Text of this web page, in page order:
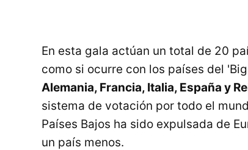
En esta gala actúan un total de 20
como si ocurre con los países del
Alemania, Francia, Italia, España y
sistema de votación por todo el
Países Bajos ha sido expulsada de
un país menos.